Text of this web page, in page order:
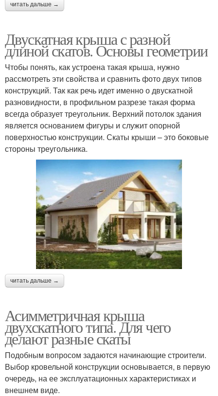
читать дальше →
Двускатная крыша с разной
длиной скатов. Основы геометрии
Чтобы понять, как устроена такая крыша, нужно
рассмотреть эти свойства и сравнить фото двух типов
конструкций. Так как речь идет именно о двускатной
разновидности, в профильном разрезе такая форма
всегда образует треугольник. Верхний потолок здания
является основанием фигуры и служит опорной
поверхностью конструкции. Скаты крыши – это боковые
стороны треугольника.
читать дальше →
Асимметричная крыша
двухскатного типа. Для чего
делают разные скаты
Подобным вопросом задаются начинающие строители.
Выбор кровельной конструкции основывается, в первую
очередь, на ее эксплуатационных характеристиках и
внешнем виде.